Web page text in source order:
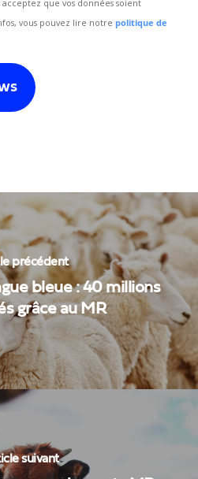
acceptez que vos données soient
vous pouvez lire notrepolitique de
précédent
bleue : 40 millions
grâce au MR
suivant